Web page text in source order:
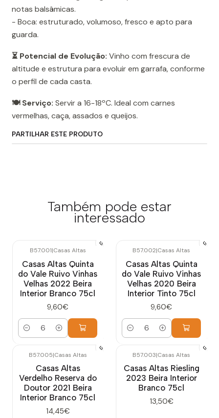
notas balsâmicas.
- Boca: estruturado, volumoso, fresco e apto para
guarda.
⏳ Potencial de Evolução: Vinho com frescura de
altitude e estrutura para evoluir em garrafa, conforme
o perfil de cada casta.
🍽️ Serviço: Servir a 16-18ºC. Ideal com carnes
vermelhas, caça, assados e queijos.
PARTILHAR ESTE PRODUTO
Também pode estar
interessado
B57.001|Casas Altas
Casas Altas Quinta
do Vale Ruivo Vinhas
Velhas 2022 Beira
Interior Branco 75cl
9,60€
Quantidade
B57.002|Casas Altas
Casas Altas Quinta
do Vale Ruivo Vinhas
Velhas 2020 Beira
Interior Tinto 75cl
9,60€
Quantidade
B57.005|Casas Altas
Casas Altas
Verdelho Reserva do
Doutor 2021 Beira
Interior Branco 75cl
14,45€
B57.003|Casas Altas
Casas Altas Riesling
2023 Beira Interior
Branco 75cl
13,50€